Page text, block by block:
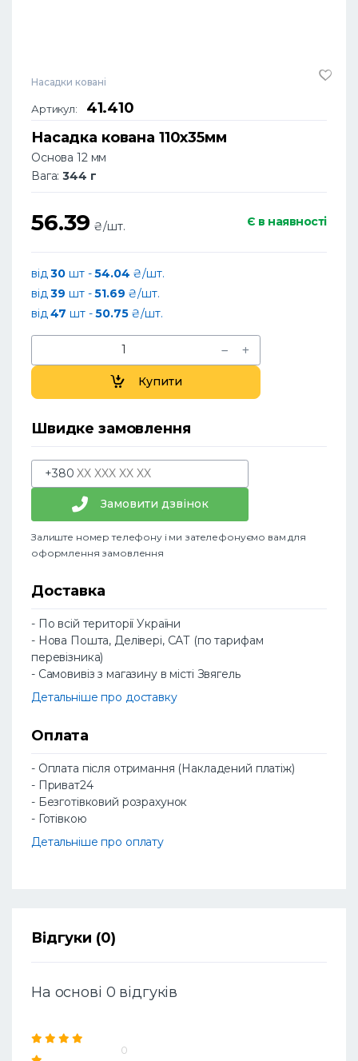
Насадки ковані
Артикул:
41.410
Насадка кована 110х35мм
Основа 12 мм
Вага:344 г
56.39 ₴/шт. Є в наявності
від30 шт -54.04 ₴/шт.
від39 шт -51.69 ₴/шт.
від47 шт -50.75₴/шт.
Купити
Швидке замовлення
+380
Замовити дзвінок
Залиште номер телефону і ми зателефонуємо вам для
оформлення замовлення
Доставка
- По всій території України
- Нова Пошта, Делівері, САТ (по тарифам
перевізника)
- Самовивіз з магазину в місті Звягель
Детальніше про доставку
Оплата
- Оплата після отримання (Накладений платіж)
- Приват24
- Безготівковий розрахунок
- Готівкою
Детальніше про оплату
Відгуки (0)
На основі 0 відгуків
0